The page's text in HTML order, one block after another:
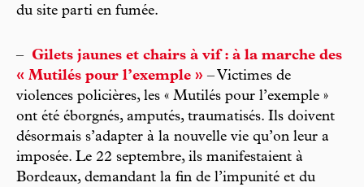
du site parti en fumée.
–
Gilets jaunes et chairs à vif : à la marche des
« Mutilés pour l’exemple » – Victimes de
violences policières, les « Mutilés pour l’exemple »
ont été éborgnés, amputés, traumatisés. Ils doivent
désormais s’adapter à la nouvelle vie qu’on leur a
imposée. Le 22 septembre, ils manifestaient à
Bordeaux, demandant la fin de l’impunité et du